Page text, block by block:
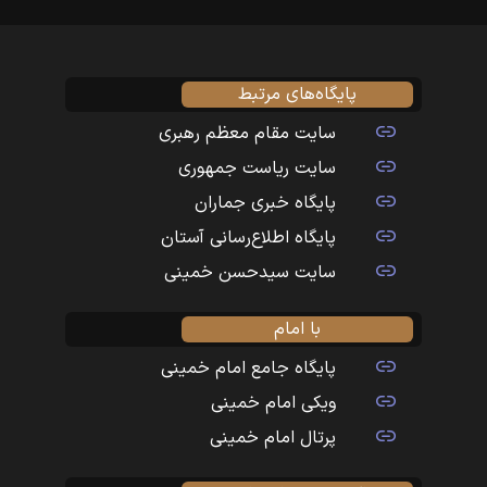
پایگاه‌های مرتبط
سایت مقام معظم رهبری
سایت ریاست جمهوری
پایگاه خبری جماران
پایگاه اطلاع‌رسانی آستان
سایت سیدحسن خمینی
با امام
پایگاه جامع امام خمینی
ویکی امام خمینی
پرتال امام خمینی